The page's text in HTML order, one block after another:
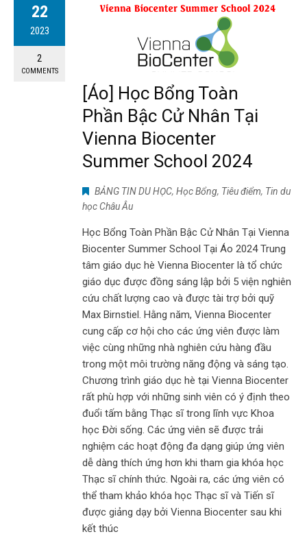
22
2023
2
COMMENTS
[Áo] Học Bổng Toàn
Phần Bậc Cử Nhân Tại
Vienna Biocenter
Summer School 2024
BẢNG TIN DU HỌC, Học Bổng, Tiêu điểm, Tin du
học Châu Âu
Học Bổng Toàn Phần Bậc Cử Nhân Tại Vienna
Biocenter Summer School Tại Áo 2024 Trung
tâm giáo dục hè Vienna Biocenter là tổ chức
giáo dục được đồng sáng lập bởi 5 viện nghiên
cứu chất lượng cao và được tài trợ bởi quỹ
Max Birnstiel. Hằng năm, Vienna Biocenter
cung cấp cơ hội cho các ứng viên được làm
việc cùng những nhà nghiên cứu hàng đầu
trong một môi trường năng động và sáng tạo.
Chương trình giáo dục hè tại Vienna Biocenter
rất phù hợp với những sinh viên có ý định theo
đuổi tấm bằng Thạc sĩ trong lĩnh vực Khoa
học Đời sống. Các ứng viên sẽ được trải
nghiệm các hoạt động đa dạng giúp ứng viên
dễ dàng thích ứng hơn khi tham gia khóa học
Thạc sĩ chính thức. Ngoài ra, các ứng viên có
thể tham khảo khóa học Thạc sĩ và Tiến sĩ
được giảng dạy bởi Vienna Biocenter sau khi
kết thúc